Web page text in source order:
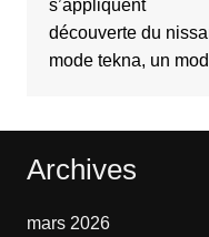
s’appliquent
découverte du
mode tekna, un
Archives
mars 2026